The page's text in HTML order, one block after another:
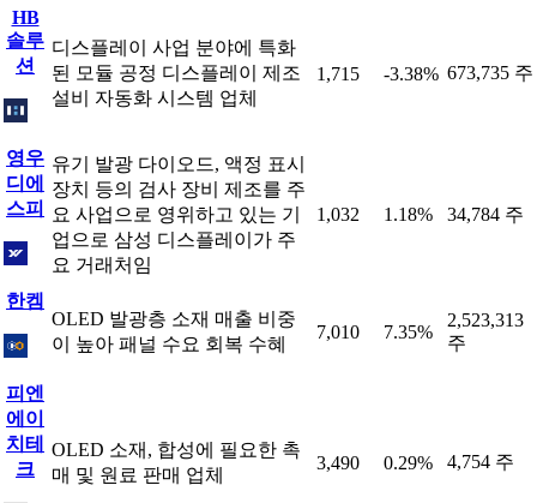
HB
솔루
션
디스플레이 사업 분야에 특화
된 모듈 공정 디스플레이 제조
설비 자동화 시스템 업체
1,715 -3.38% 673,735 주
영우
디에
스피
유기 발광 다이오드, 액정 표시
장치 등의 검사 장비 제조를 주
요 사업으로 영위하고 있는 기
업으로 삼성 디스플레이가 주
요 거래처임
1,032 1.18% 34,784 주
한켐
OLED 발광층 소재 매출 비중
이 높아 패널 수요 회복 수혜
7,010 7.35%
2,523,313
주
피엔
에이
치테
크
OLED 소재, 합성에 필요한 촉
매 및 원료 판매 업체
3,490 0.29% 4,754 주